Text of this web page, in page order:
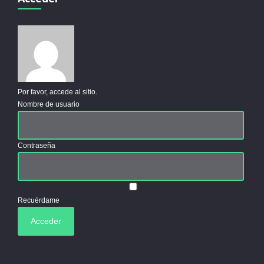
Por favor, accede al sitio.
Nombre de usuario
Contraseña
Recuérdame